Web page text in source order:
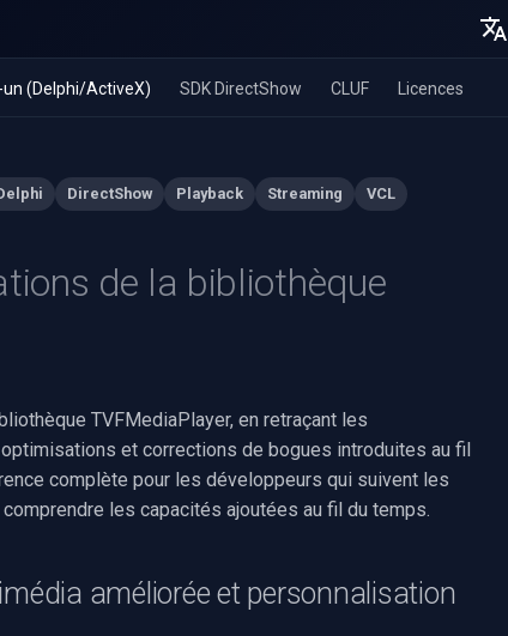
English
(Delphi/ActiveX) SDK DirectShow CLUF Licences
DirectShow Playback Streaming
VCL
de la bibliothèque
TVFMediaPlayer, en retraçant les
et corrections de bogues introduites au fil
complète pour les développeurs qui suivent les
les capacités ajoutées au fil du temps.
améliorée et personnalisation